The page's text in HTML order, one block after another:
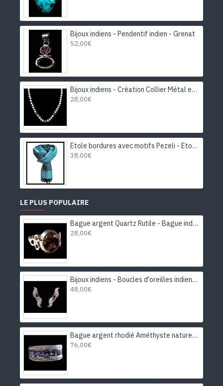
Bijoux indiens - Pendentif indien - Grenat
52,00€
Bijoux indiens - Création Collier Métal et Pierre de Lune
28,00€
Etole bordures avec motifs Pezeli - Etole indienne
38,00€
LE PLUS POPULAIRE
Bague argent Quartz Rutile - Bague indienne - Bijoux indiens
28,00€
Bijoux indiens - Boucles d'oreilles indiennes rhodiées Améthyste
48,00€
Bague argent rhodié Améthyste naturelle
76,00€